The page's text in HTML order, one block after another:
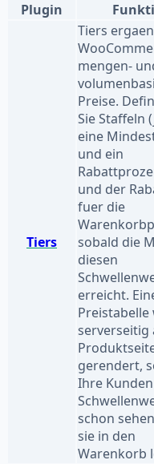
Plugin
Tiers
Tiers
mengen-
Preise.
Sie Staffeln
eine
und ein
und der
fuer die
sobald die
diesen
erreicht.
Preistabelle
serverseitig
gerendert,
Ihre
schon
sie in den
Warenkorb